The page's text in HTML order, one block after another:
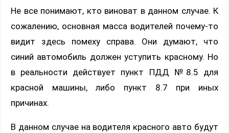
Не все понимают, кто виноват в данном случае. К
сожалению, основная масса водителей почему-то
видит здесь помеху справа. Они думают, что
синий автомобиль должен уступить красному. Но
в реальности действует пункт ПДД №8.5 для
красной машины, либо пункт 8.7 при иных
причинах.
В данном случае на водителя красного авто будут